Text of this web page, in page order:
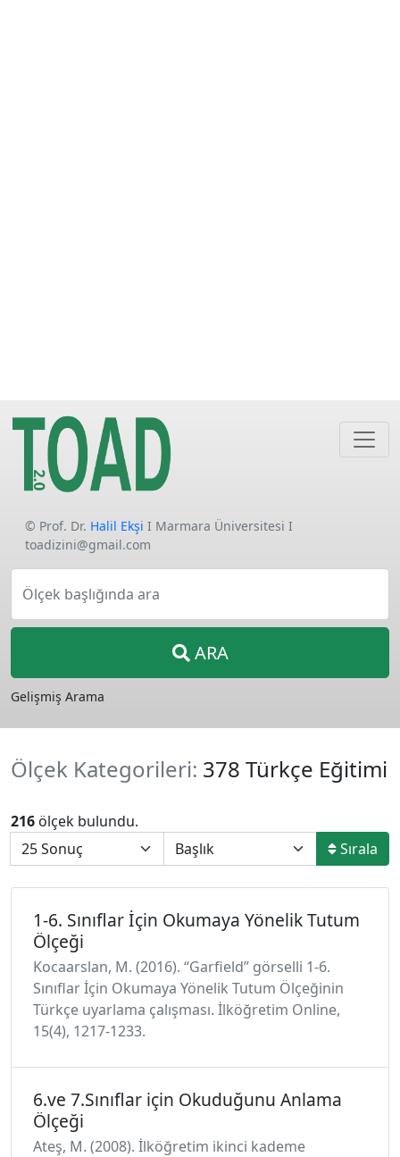
© Prof. Dr. Halil Ekşi I Marmara Üniversitesi I
toadizini@gmail.com
Ölçek başlığında ara
ARA
Gelişmiş Arama
Ölçek Kategorileri: 378 Türkçe Eğitimi
216 ölçek bulundu.
Sırala
1-6. Sınıflar İçin Okumaya Yönelik Tutum
Ölçeği
Kocaarslan, M. (2016). “Garfield” görselli 1-6.
Sınıflar İçin Okumaya Yönelik Tutum Ölçeğinin
Türkçe uyarlama çalışması. İlköğretim Online,
15(4), 1217-1233.
6.ve 7.Sınıflar için Okuduğunu Anlama
Ölçeği
Ateş, M. (2008). İlköğretim ikinci kademe